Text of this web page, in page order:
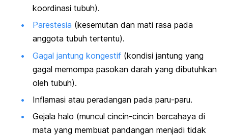
koordinasi tubuh).
Parestesia (kesemutan dan mati rasa pada
anggota tubuh tertentu).
Gagal jantung kongestif (kondisi jantung yang
gagal memompa pasokan darah yang dibutuhkan
oleh tubuh).
Inflamasi atau peradangan pada paru-paru.
Gejala halo (muncul cincin-cincin bercahaya di
mata yang membuat pandangan menjadi tidak